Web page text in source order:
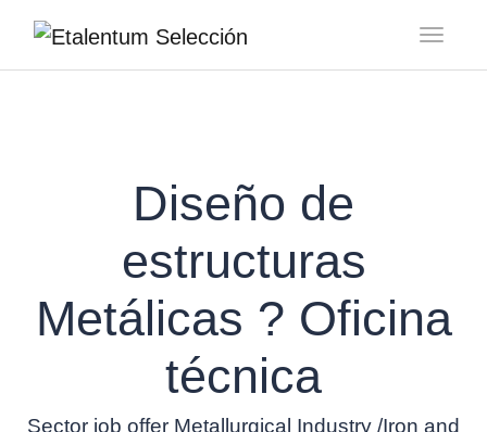
Diseño de
estructuras
Metálicas ? Oficina
técnica
Sector job offer Metallurgical Industry /Iron and